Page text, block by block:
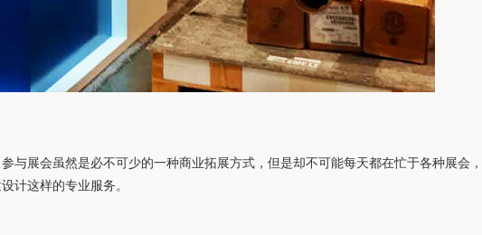
展会虽然是必不可少的一种商业拓展方式，但是却不可能每天都在忙于各种展会
计这样的专业服务。